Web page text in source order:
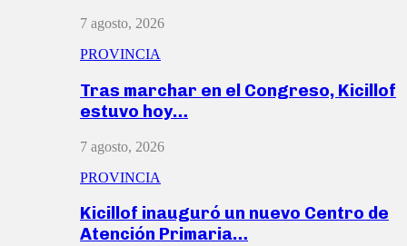
7 agosto, 2026
PROVINCIA
Tras marchar en el Congreso, Kicillof
estuvo hoy…
7 agosto, 2026
PROVINCIA
Kicillof inauguró un nuevo Centro de
Atención Primaria…